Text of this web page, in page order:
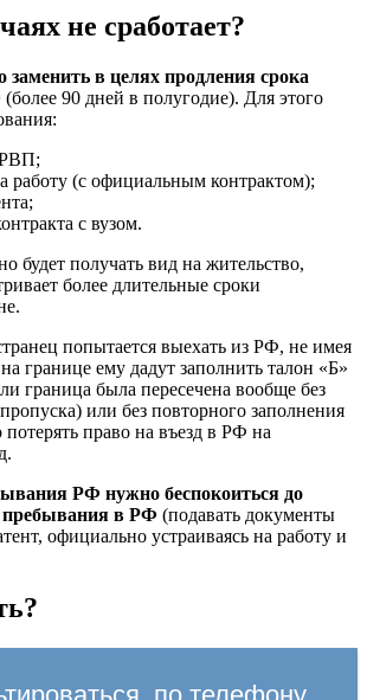
не сработает?
в целях продления срока
(более 90 дней в полугодие). Для этого
работу (с официальным контрактом);
с вузом.
будет получать вид на жительство,
более длительные сроки
попытается выехать из РФ, не имея
границе ему дадут заполнить талон «Б»
граница была пересечена вообще без
или без повторного заполнения
право на въезд в РФ на
РФ нужно беспокоиться до
пребывания в РФ (подавать документы
официально устраиваясь на работу и